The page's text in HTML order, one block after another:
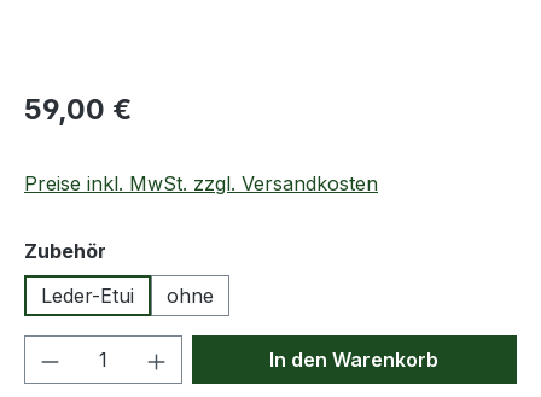
Regulärer Preis:
59,00 €
Preise inkl. MwSt. zzgl. Versandkosten
Zubehör
Leder-Etui
ohne
Produkt Anzahl: Gib denIn den Warenkorb